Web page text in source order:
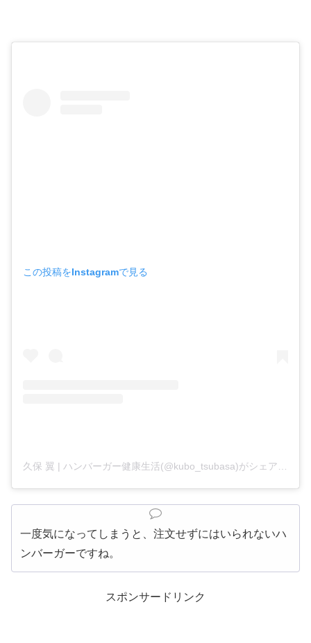
この投稿をInstagramで見る
久保 翼 | ハンバーガー健康生活(@kubo_tsubasa)がシェアした投稿
一度気になってしまうと、注文せずにはいられないハ
ンバーガーですね。
スポンサードリンク